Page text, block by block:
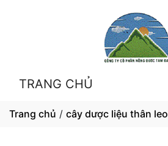
TRANG CHỦ
Trang chủ / cây dược liệu thân leo